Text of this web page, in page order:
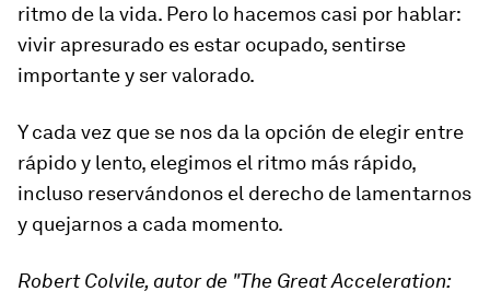
ritmo de la vida. Pero lo hacemos casi por hablar:
vivir apresurado es estar ocupado, sentirse
importante y ser valorado.
Y cada vez que se nos da la opción de elegir entre
rápido y lento, elegimos el ritmo más rápido,
incluso reservándonos el derecho de lamentarnos
y quejarnos a cada momento.
Robert Colvile,autor de "The Great Acceleration: